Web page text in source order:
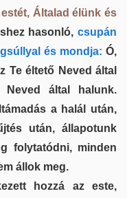
Általad élünk és
hasonló, csupán
és mondja: Ó,
Te éltető Neved által
által halunk.
a halál után,
után, állapotunk
folytatódni, minden
állok meg.
hozzá az este,